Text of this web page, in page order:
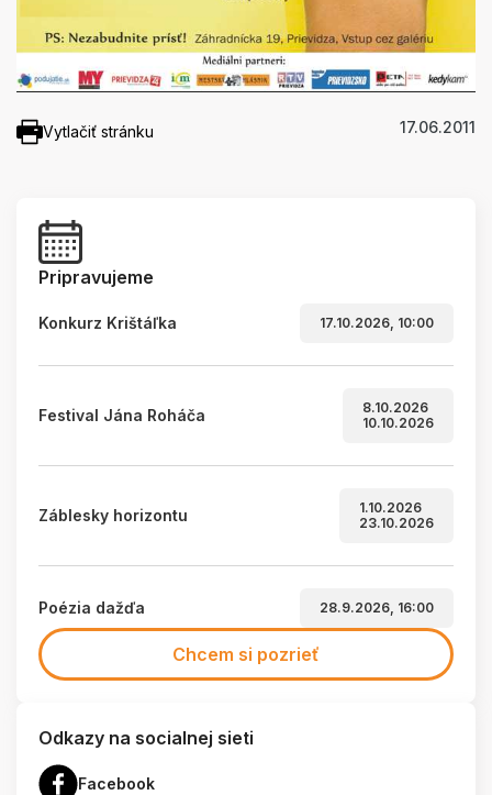
Vytlačiť stránku 17.06.2011
Pripravujeme
Konkurz Krištáľka 17.10.2026, 10:00
Festival Jána Roháča
8.10.2026
10.10.2026
Záblesky horizontu
1.10.2026
23.10.2026
Poézia dažďa 28.9.2026, 16:00
Chcem si pozrieť
Odkazy na socialnej sieti
Facebook